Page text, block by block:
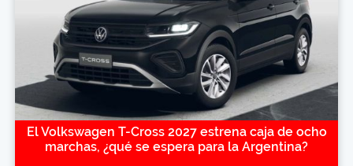
El Volkswagen T-Cross 2027 estrena caja de ocho
marchas, ¿qué se espera para la Argentina?